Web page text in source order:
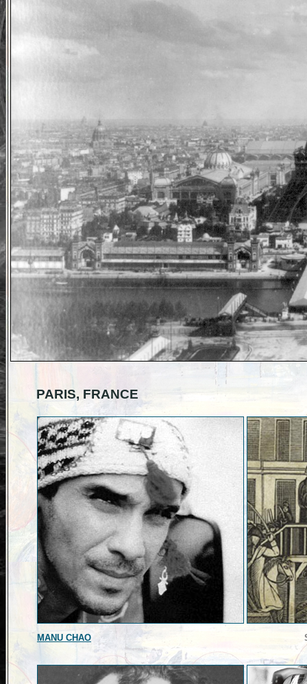
PARIS, FRANCE
MANU CHAO